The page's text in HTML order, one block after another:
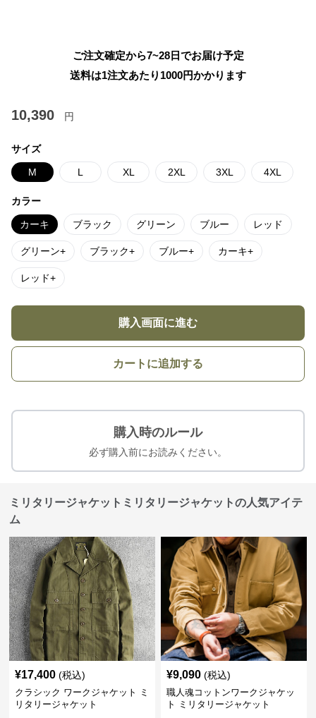
ご注文確定から7~28日でお届け予定
送料は1注文あたり 1000円かかります
10,390 円
サイズ
M L XL 2XL 3XL 4XL
カラー
カーキ ブラック グリーン ブルー レッド
グリーン+ ブラック+ ブルー+ カーキ+
レッド+
購入画面に進む
カートに追加する
購入時のルール
必ず購入前にお読みください。
ミリタリージャケットミリタリージャケットの人気アイテ
ム
¥17,400 (税込)
クラシック ワークジャケット ミ
リタリージャケット
¥9,090 (税込)
職人魂コットンワークジャケッ
ト ミリタリージャケット